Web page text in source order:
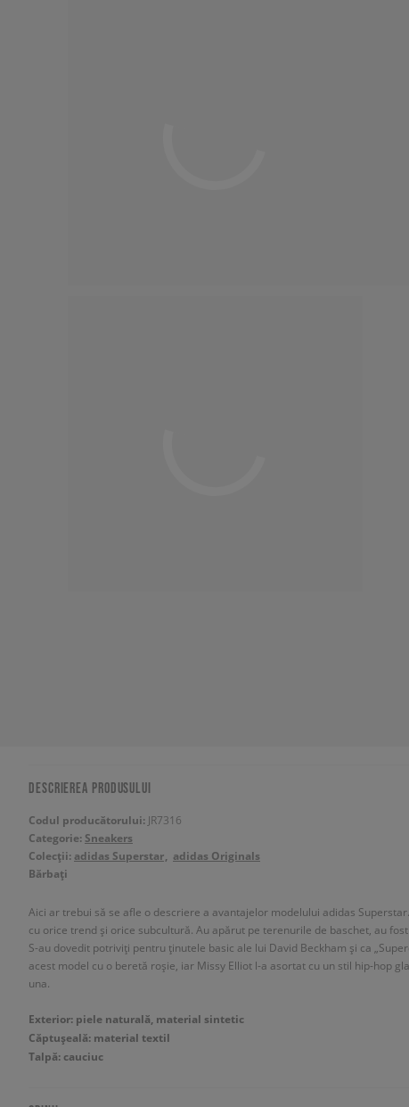
DESCRIEREA PRODUSULUI
Codul producătorului: JR7316
Categorie: Sneakers
Colecții: adidas Superstar
adidas Originals
Bărbați
Aici ar trebui să se afle o descriere a avantajelor modelului adidas
cu orice trend și orice subcultură. Au apărut pe terenurile de baschet, au
S-au dovedit potriviți pentru ținutele basic ale lui David Beckham și ca
acest model cu o beretă roșie, iar Missy Elliot l-a asortat cu un stil hip-hop
una.
Exterior: piele naturală, material sintetic
Căptușeală: material textil
Talpă: cauciuc